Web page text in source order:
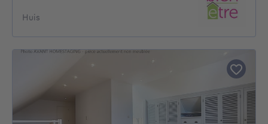
Huis